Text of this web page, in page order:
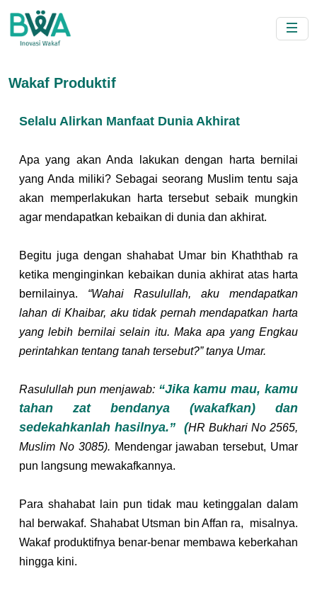
Wakaf Produktif
Selalu Alirkan Manfaat Dunia Akhirat
Apa yang akan Anda lakukan dengan harta bernilai
yang Anda miliki? Sebagai seorang Muslim tentu saja
akan memperlakukan harta tersebut sebaik mungkin
agar mendapatkan kebaikan di dunia dan akhirat.
Begitu juga dengan shahabat Umar bin Khaththab ra
ketika menginginkan kebaikan dunia akhirat atas harta
bernilainya. “Wahai Rasulullah, aku mendapatkan
lahan di Khaibar, aku tidak pernah mendapatkan harta
yang lebih bernilai selain itu. Maka apa yang Engkau
perintahkan tentang tanah tersebut?” tanya Umar.
Rasulullah pun menjawab: “Jika kamu mau, kamu
tahan zat bendanya (wakafkan) dan
sedekahkanlah hasilnya.”  (HR Bukhari No 2565,
Muslim No 3085). Mendengar jawaban tersebut, Umar
pun langsung mewakafkannya.
Para shahabat lain pun tidak mau ketinggalan dalam
hal berwakaf. Shahabat Utsman bin Affan ra,  misalnya.
Wakaf produktifnya benar-benar membawa keberkahan
hingga kini.